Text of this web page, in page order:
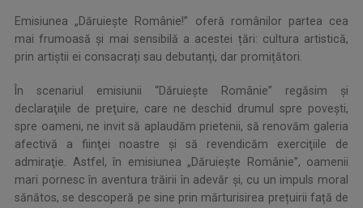
Emisiunea „Dăruiește Românie!” oferă românilor partea cea
mai frumoasă și mai sensibilă a acestei țări: cultura artistică,
prin artiștii ei consacrați sau debutanți, dar promițători.
În scenariul emisiunii “Dăruieşte Românie” regăsim şi
declaraţiile de preţuire, care ne deschid drumul spre poveşti,
spre oameni, ne invit să aplaudăm prietenii, să renovăm galeria
afectivă a fiinţei noastre şi să revendicăm exerciţiile de
admiraţie. Astfel, în emisiunea „Dăruieşte Românie”, oamenii
mari pornesc în aventura trăirii în adevăr și, cu un impuls moral
sănătos, se descoperă pe sine prin mărturisirea prețuirii față de